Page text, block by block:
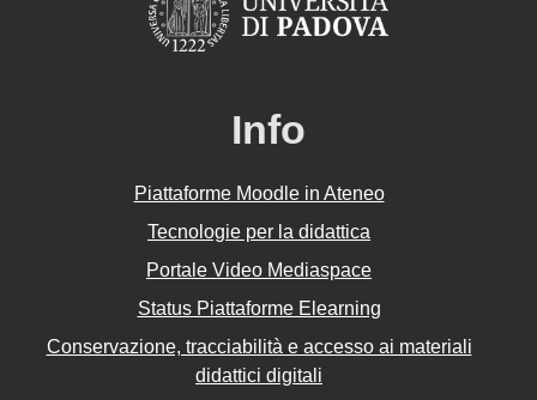
Info
Piattaforme Moodle in Ateneo
Tecnologie per la didattica
Portale Video Mediaspace
Status Piattaforme Elearning
Conservazione, tracciabilità e accesso ai materiali
didattici digitali